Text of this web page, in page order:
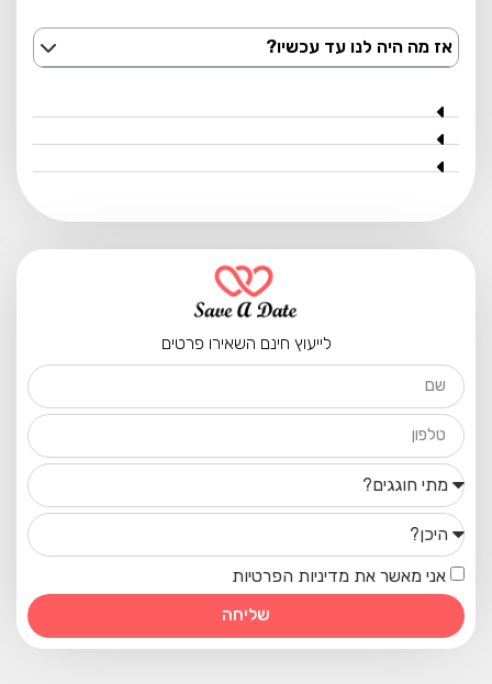
אז מה היה לנו עד עכשיו?
לייעוץ חינם השאירו פרטים
אני מאשר את מדיניות הפרטיות
שליחה